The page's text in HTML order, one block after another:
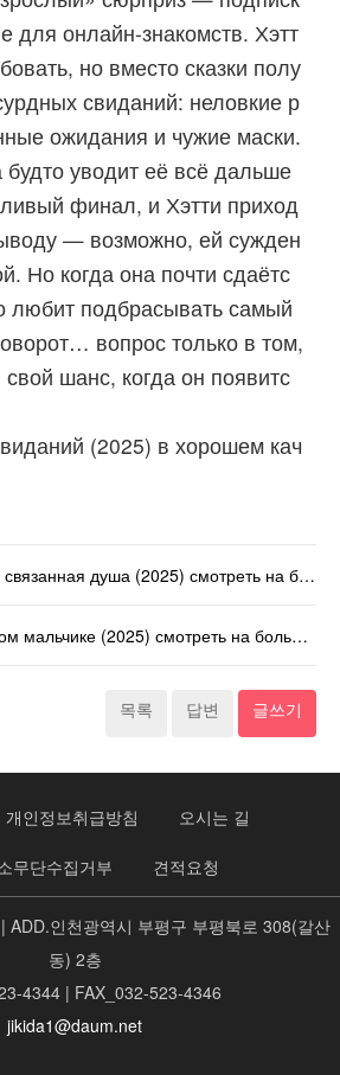
для онлайн-знакомств. Хэтт
но вместо сказки полу
свиданий: неловкие р
ожидания и чужие маски.
будто уводит её всё дальше
финал, и Хэтти приход
— возможно, ей сужден
Но когда она почти сдаётс
любит подбрасывать самый
вопрос только в том,
свой шанс, когда он появитс
(2025) в хорошем кач
душа (2025) смотреть на большом экране онлайн
(2025) смотреть на большом экране онлайн
목록 답변 글쓰기
개인정보취급방침 오시는 길
무단수집거부 견적요청
ADD.인천광역시 부평구 부평북로 308(갈산
동) 2층
4344 | FAX_032-523-4346
jikida1@daum.net